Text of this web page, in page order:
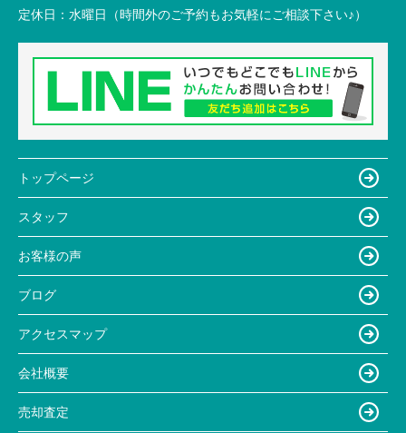
定休日： 水曜日（時間外のご予約もお気軽にご相談下さい♪）
トップページ
スタッフ
お客様の声
ブログ
アクセスマップ
会社概要
売却査定